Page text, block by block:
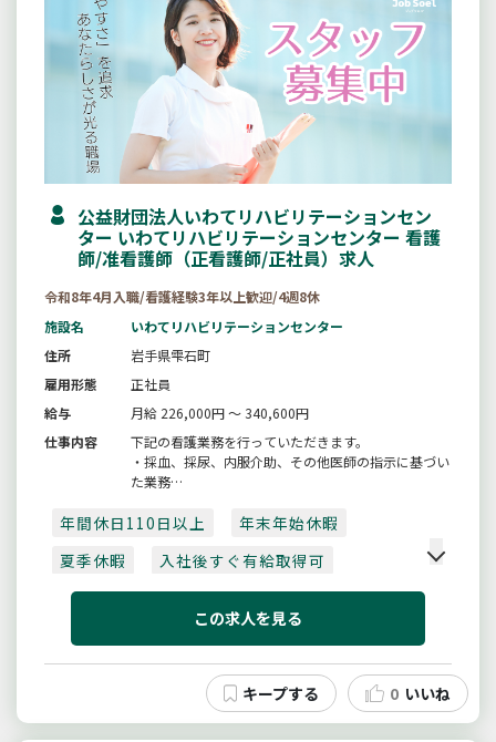
公益財団法人いわてリハビリテーションセン
ター いわてリハビリテーションセンター 看護
師/准看護師（正看護師/正社員）求人
令和8年4月入職/看護経験3年以上歓迎/4週8休
施設名
いわてリハビリテーションセンター
住所
岩手県雫石町
雇用形態
正社員
給与
月給 226,000円 ～ 340,600円
仕事内容
下記の看護業務を行っていただきます。
・採血、採尿、内服介助、その他医師の指示に基づい
た業務
作の向上、
※ただし、合格者と相談のうえ、令和７年度中に採用
する場合があります...
年間休日110日以上
年末年始休暇
夏季休暇
入社後すぐ有給取得可
賞与あり
夜勤手当
月収20万以上
残業10時間以内
車通勤可
この求人を見る
0 いいね